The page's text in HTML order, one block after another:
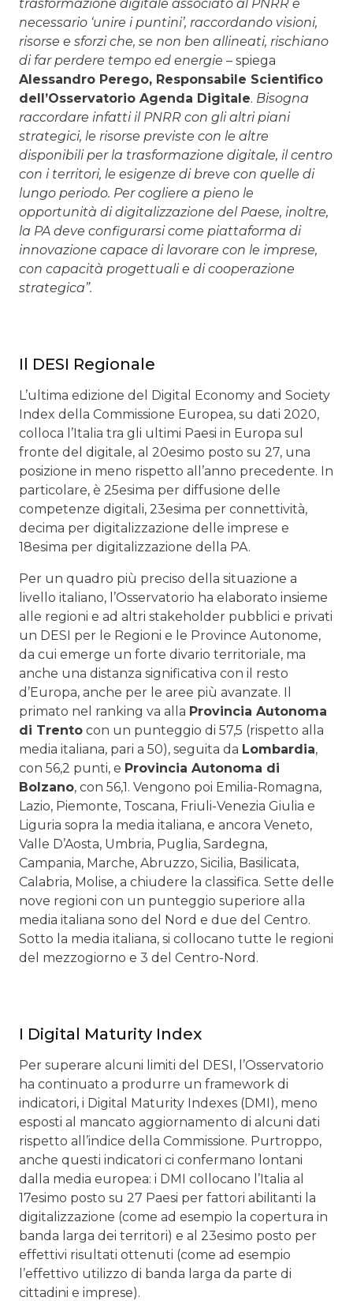
trasformazione digitale associato al PNRR è
necessario ‘unire i puntini’, raccordando visioni,
risorse e sforzi che, se non ben allineati, rischiano
di far perdere tempo ed energie – spiega
Alessandro Perego, Responsabile Scientifico
dell’Osservatorio Agenda Digitale. Bisogna
raccordare infatti il PNRR con gli altri piani
strategici, le risorse previste con le altre
disponibili per la trasformazione digitale, il centro
con i territori, le esigenze di breve con quelle di
lungo periodo. Per cogliere a pieno le
opportunità di digitalizzazione del Paese, inoltre,
la PA deve configurarsi come piattaforma di
innovazione capace di lavorare con le imprese,
con capacità progettuali e di cooperazione
strategica”.
Il DESI Regionale
L’ultima edizione del Digital Economy and Society
Index della Commissione Europea, su dati 2020,
colloca l’Italia tra gli ultimi Paesi in Europa sul
fronte del digitale, al 20esimo posto su 27, una
posizione in meno rispetto all’anno precedente. In
particolare, è 25esima per diffusione delle
competenze digitali, 23esima per connettività,
decima per digitalizzazione delle imprese e
18esima per digitalizzazione della PA.
Per un quadro più preciso della situazione a
livello italiano, l’Osservatorio ha elaborato insieme
alle regioni e ad altri stakeholder pubblici e privati
un DESI per le Regioni e le Province Autonome,
da cui emerge un forte divario territoriale, ma
anche una distanza significativa con il resto
d’Europa, anche per le aree più avanzate. Il
primato nel ranking va alla Provincia Autonoma
di Trento con un punteggio di 57,5 (rispetto alla
media italiana, pari a 50), seguita da Lombardia,
con 56,2 punti, e Provincia Autonoma di
Bolzano, con 56,1. Vengono poi Emilia-Romagna,
Lazio, Piemonte, Toscana, Friuli-Venezia Giulia e
Liguria sopra la media italiana, e ancora Veneto,
Valle D’Aosta, Umbria, Puglia, Sardegna,
Campania, Marche, Abruzzo, Sicilia, Basilicata,
Calabria, Molise, a chiudere la classifica. Sette delle
nove regioni con un punteggio superiore alla
media italiana sono del Nord e due del Centro.
Sotto la media italiana, si collocano tutte le regioni
del mezzogiorno e 3 del Centro-Nord.
I Digital Maturity Index
Per superare alcuni limiti del DESI, l’Osservatorio
ha continuato a produrre un framework di
indicatori, i Digital Maturity Indexes (DMI), meno
esposti al mancato aggiornamento di alcuni dati
rispetto all’indice della Commissione. Purtroppo,
anche questi indicatori ci confermano lontani
dalla media europea: i DMI collocano l’Italia al
17esimo posto su 27 Paesi per fattori abilitanti la
digitalizzazione (come ad esempio la copertura in
banda larga dei territori) e al 23esimo posto per
effettivi risultati ottenuti (come ad esempio
l’effettivo utilizzo di banda larga da parte di
cittadini e imprese).